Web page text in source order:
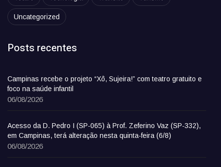
Uncategorized
Posts recentes
Campinas recebe o projeto “Xô, Sujeira!” com teatro gratuito e
foco na saúde infantil
06/08/2026
Acesso da D. Pedro I (SP-065) à Prof. Zeferino Vaz (SP-332),
em Campinas, terá alteração nesta quinta-feira (6/8)
06/08/2026